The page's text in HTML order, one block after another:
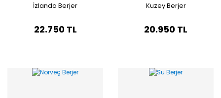
İzlanda Berjer
22.750 TL
Kuzey Berjer
20.950 TL